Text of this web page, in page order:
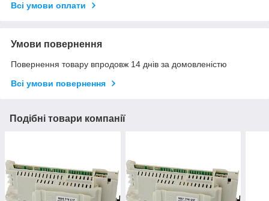
Всі умови оплати
Умови повернення
Повернення товару впродовж 14 днів за домовленістю
Всі умови повернення
Подібні товари компанії